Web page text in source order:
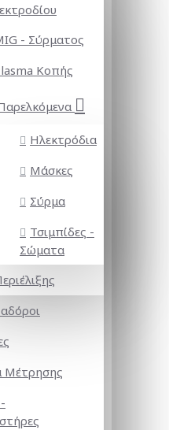
- Σύρματος
Κοπής
Ηλεκτρόδια
Μάσκες
Σύρμα
Τσιμπίδες -
Σώματα
Μέτρησης